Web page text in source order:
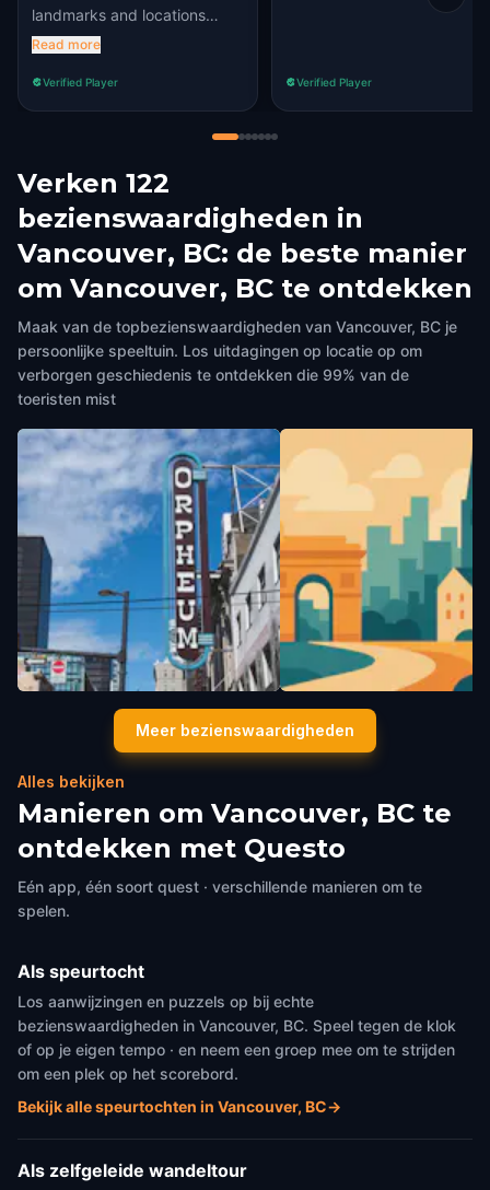
landmarks and locations
being available. The hints
them and not too much of a
dead giveaway. We had a
great time shopping at the
hearing about Granville Island
through the lens of a
scavenger hunt. We will
definitely recommend this to
our friends and family.
Read more
Verified Player Verified Player
Verken 122
bezienswaardigheden in
Vancouver, BC: de beste manier
om Vancouver, BC te ontdekken
Maak van de topbezienswaardigheden van Vancouver, BC je
persoonlijke speeltuin. Los uitdagingen op locatie op om
verborgen geschiedenis te ontdekken die 99% van de
toeristen mist
Canada
Kinuko Laskey Statue
Vancouver, BC
Meer bezienswaardigheden
Alles bekijken
Manieren om Vancouver, BC te
ontdekken met Questo
Eén app, één soort quest · verschillende manieren om te
spelen.
Als speurtocht
Los aanwijzingen en puzzels op bij echte
bezienswaardigheden in Vancouver, BC. Speel tegen de klok
of op je eigen tempo · en neem een groep mee om te strijden
om een plek op het scorebord.
Bekijk alle speurtochten in Vancouver, BC→
Als zelfgeleide wandeltour